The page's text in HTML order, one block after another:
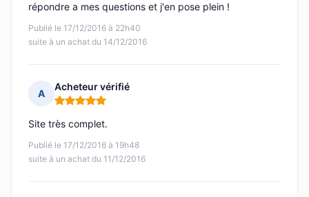
Publié le 17/12/2016 à 22h40
suite à un achat du 14/12/2016
répondre a mes questions et j'en pose plein !
A
Acheteur vérifié
Note : 5 sur 5
Publié le 17/12/2016 à 19h48
suite à un achat du 11/12/2016
Site très complet.